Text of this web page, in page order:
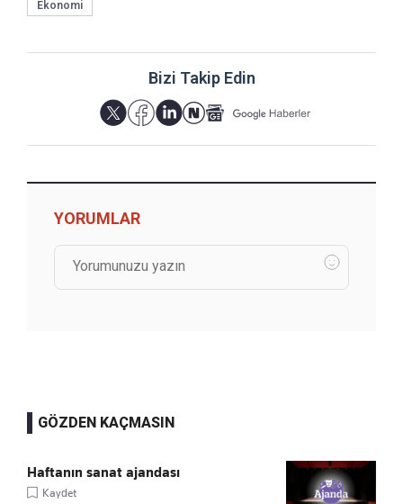
Ekonomi
Bizi Takip Edin
YORUMLAR
GÖZDEN KAÇMASIN
Haftanın sanat ajandası
Kaydet